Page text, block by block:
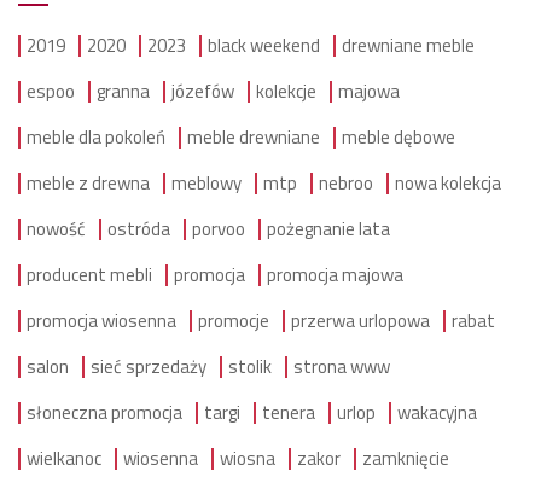
2019 2020 2023 black weekend
drewniane meble
espoo
granna józefów kolekcje
majowa
meble dla pokoleń
meble drewniane
meble dębowe
meble z drewna
meblowy mtp nebroo
nowa kolekcja
nowość
ostróda porvoo
pożegnanie lata
producent mebli
promocja
promocja majowa
promocja wiosenna
promocje przerwa urlopowa
rabat
salon
sieć sprzedaży stolik
strona www
słoneczna promocja
targi tenera urlop
wakacyjna
wielkanoc
wiosenna wiosna zakor
zamknięcie